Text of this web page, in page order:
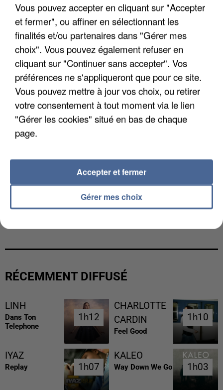
UN SECOND CADRE DE LA DZ MAFIA
INTERPELLÉ EN ALGÉRIE
UNE TOURISTE DE L’OISE EMPORTÉE PAR UNE
RÉCEMMENT DIFFUSÉ
LINH
Dans Ton
Telephone
1h12
1h12
CHARLOTTE
CARDIN
Feel Good
1h10
1h10
IYAZ
Replay 1h07
1h07
KALEO
Way Down We Go 1h03
1h03
Vous pouvez accepter en cliquant sur "Accepter
et fermer", ou affiner en sélectionnant les
finalités et/ou partenaires dans "Gérer mes
choix". Vous pouvez également refuser en
cliquant sur "Continuer sans accepter". Vos
préférences ne s'appliqueront que pour ce site.
Vous pouvez mettre à jour vos choix, ou retirer
votre consentement à tout moment via le lien
"Gérer les cookies" situé en bas de chaque
page.
Gérer mes choix
Accepter et fermer